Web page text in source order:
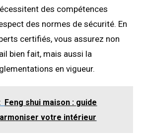
des compétences
des normes de sécurité. En
certifiés, vous assurez non
bien fait, mais aussi la
en vigueur.
Feng shui maison : guide
votre intérieur